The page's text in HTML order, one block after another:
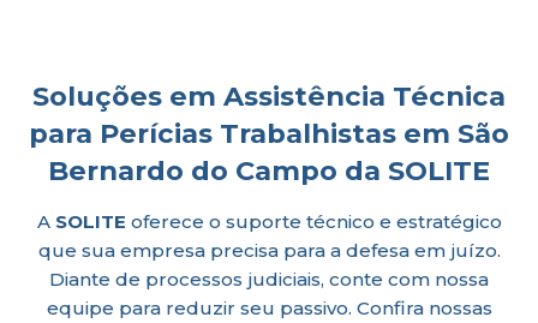
Soluções em Assistência Técnica
para Perícias Trabalhistas em São
Bernardo do Campo da SOLITE
A SOLITE oferece o suporte técnico e estratégico
que sua empresa precisa para a defesa em juízo.
Diante de processos judiciais, conte com nossa
equipe para reduzir seu passivo. Confira nossas